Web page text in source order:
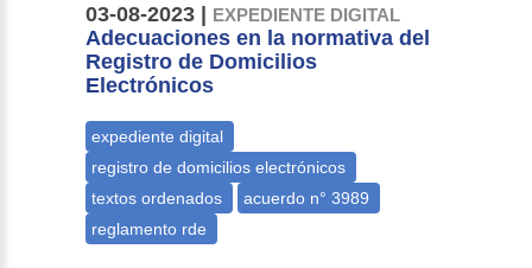
03-08-2023 | EXPEDIENTE DIGITAL
Adecuaciones en la normativa del
Registro de Domicilios
Electrónicos